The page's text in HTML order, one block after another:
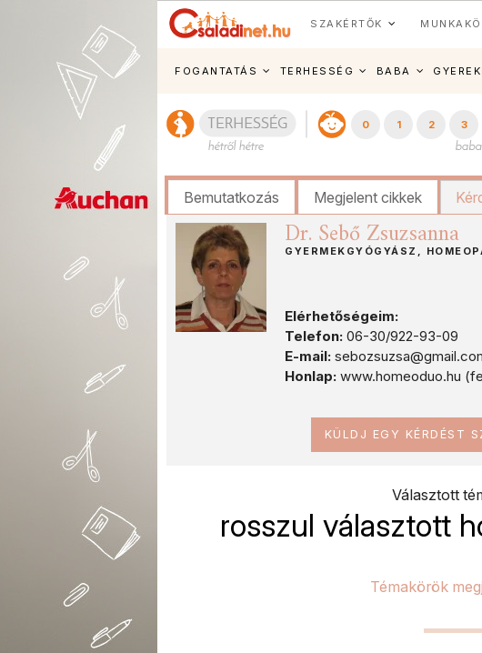
SZAKÉRTŐK
FOGANTATÁS TERHESSÉG BABA
0 1 2 3
Bemutatkozás Megjelent cikkek
Dr. Sebő Zsuzsanna
GYERMEKGYÓGYÁSZ,
Elérhetőségeim:
Telefon: 06-30/922-93-09
E-mail:
Honlap: www.homeoduo.hu
KÜLDJ EGY KÉRDÉST
Választott
rosszul választott
Témakörök